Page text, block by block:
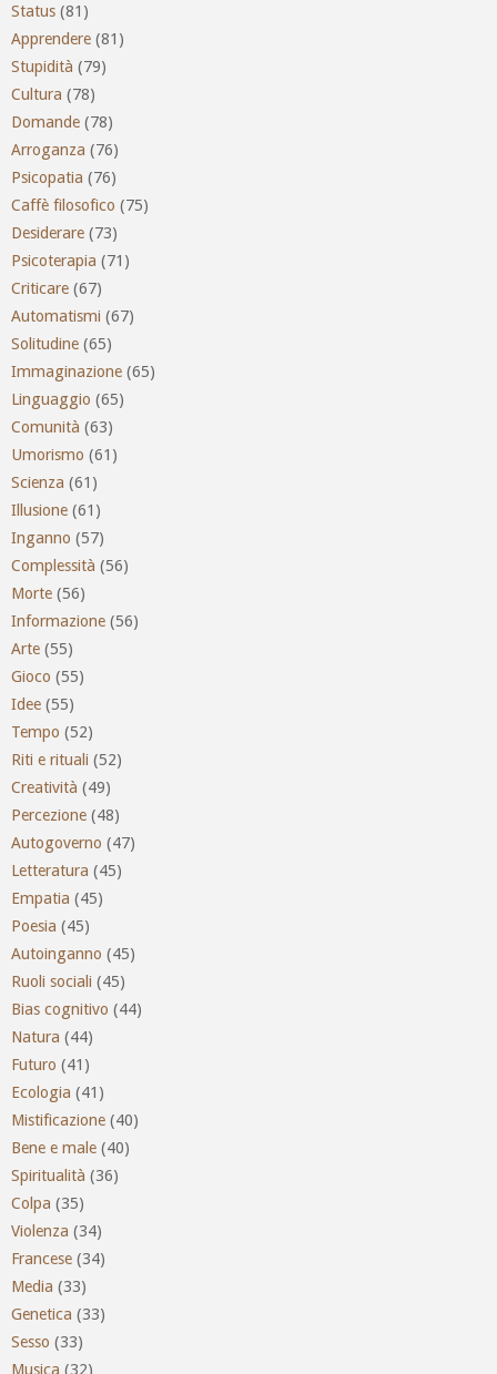
Status (81)
Apprendere (81)
Stupidità (79)
Cultura (78)
Domande (78)
Arroganza (76)
Psicopatia (76)
Caffè filosofico (75)
Desiderare (73)
Psicoterapia (71)
Criticare (67)
Automatismi (67)
Solitudine (65)
Immaginazione (65)
Linguaggio (65)
Comunità (63)
Umorismo (61)
Scienza (61)
Illusione (61)
Inganno (57)
Complessità (56)
Morte (56)
Informazione (56)
Arte (55)
Gioco (55)
Idee (55)
Tempo (52)
Riti e rituali (52)
Creatività (49)
Percezione (48)
Autogoverno (47)
Letteratura (45)
Empatia (45)
Poesia (45)
Autoinganno (45)
Ruoli sociali (45)
Bias cognitivo (44)
Natura (44)
Futuro (41)
Ecologia (41)
Mistificazione (40)
Bene e male (40)
Spiritualità (36)
Colpa (35)
Violenza (34)
Francese (34)
Media (33)
Genetica (33)
Sesso (33)
Musica (32)